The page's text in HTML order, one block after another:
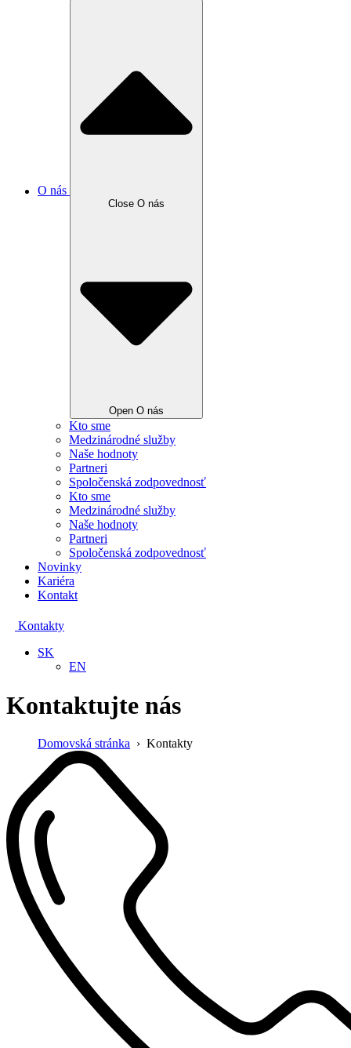
O nás
Close O nás
Open O nás
Kto sme
Medzinárodné služby
Naše hodnoty
Partneri
Spoločenská zodpovednosť
Kto sme
Medzinárodné služby
Naše hodnoty
Partneri
Spoločenská zodpovednosť
Novinky
Kariéra
Kontakt
Kontakty
SK
EN
Kontaktujte nás
Domovská stránka Kontakty